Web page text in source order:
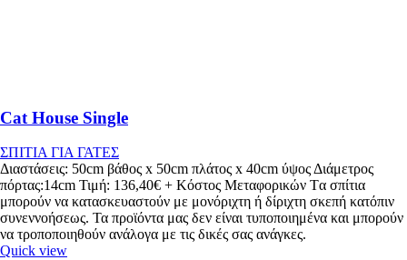
Cat House Single
ΣΠΙΤΙΑ ΓΙΑ ΓΑΤΕΣ
Διαστάσεις: 50cm βάθος x 50cm πλάτος x 40cm ύψος Διάμετρος
πόρτας:14cm Τιμή: 136,40€ + Κόστος Μεταφορικών Tα σπίτια
μπορούν να κατασκευαστούν με μονόριχτη ή δίριχτη σκεπή κατόπιν
συνεννοήσεως. Τα προϊόντα μας δεν είναι τυποποιημένα και μπορούν
να τροποποιηθούν ανάλογα με τις δικές σας ανάγκες.
Quick view